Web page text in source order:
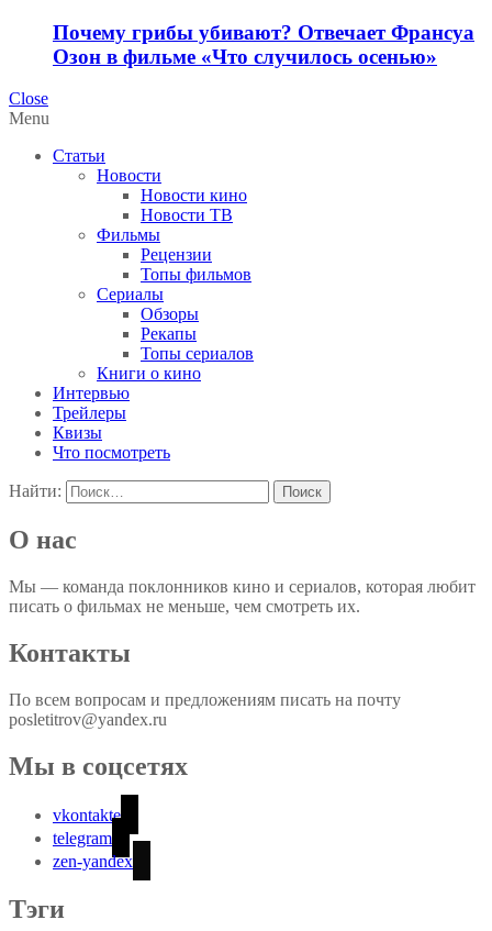
Почему грибы убивают? Отвечает Франсуа
Озон в фильме «Что случилось осенью»
Close
Menu
Статьи
Новости
Новости кино
Новости ТВ
Фильмы
Рецензии
Топы фильмов
Сериалы
Обзоры
Рекапы
Топы сериалов
Книги о кино
Интервью
Трейлеры
Квизы
Что посмотреть
Найти:
О нас
Мы — команда поклонников кино и сериалов, которая любит
писать о фильмах не меньше, чем смотреть их.
Контакты
По всем вопросам и предложениям писать на почту
posletitrov@yandex.ru
Мы в соцсетях
vkontakte
telegram
zen-yandex
Тэги